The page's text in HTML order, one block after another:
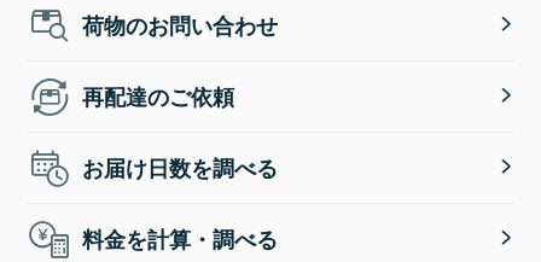
荷物のお問い合わせ
再配達のご依頼
お届け日数を調べる
料金を計算・調べる